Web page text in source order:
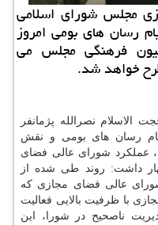
مجلس شورای اسلامی
رسان های بومی امروز
فرهنگی مجلس می
خواهد شد.
الاسلام نصرالله پژمانفر
رسان های بومی و نقش
عملكرد شورای عالی فضای
داشت: روند طی شده از
عالی فضای مجازی كه
با ظرفیت بالایی فعالیت
ناصحیح در شورا، این